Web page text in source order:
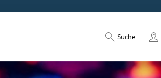
Suche